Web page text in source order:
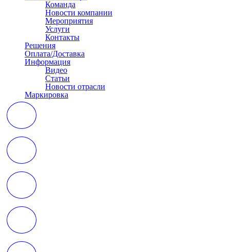
Команда
Новости компании
Мероприятия
Услуги
Контакты
Решения
Оплата/Доставка
Информация
Видео
Статьи
Новости отрасли
Маркировка